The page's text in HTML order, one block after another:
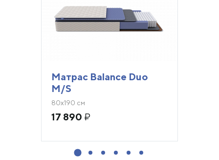
Матрас Balance Duo
M/S
80х190 см
17 890 ₽